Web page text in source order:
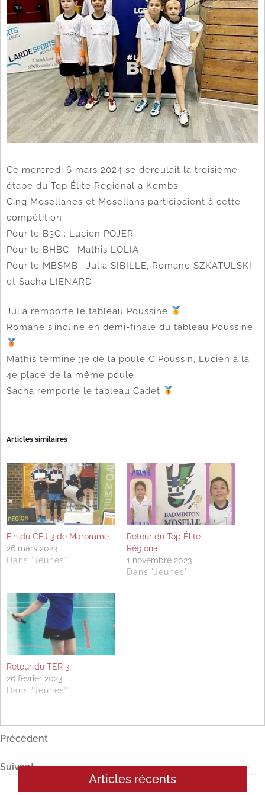
Ce mercredi 6 mars 2024 se déroulait la troisième
étape du Top Élite Régional à Kembs.
Cinq Mosellanes et Mosellans participaient à cette
compétition.
Pour le B3C : Lucien POJER
Pour le BHBC : Mathis LOLIA
Pour le MBSMB : Julia SIBILLE, Romane SZKATULSKI
et Sacha LIENARD
Julia remporte le tableau Poussine
Romane s’incline en demi-finale du tableau Poussine
Mathis termine 3e de la poule C Poussin, Lucien à la
4e place de la même poule
Sacha remporte le tableau Cadet
Articles similaires
Fin du CEJ 3 de Maromme
26 mars 2023
Dans "Jeunes"
Retour du Top Élite
Régional
1 novembre 2023
Dans "Jeunes"
Retour du TER 3
26 février 2023
Dans "Jeunes"
Navigation
l’article
Article
Précédent
Article
suivant
Suivant
Articles récents